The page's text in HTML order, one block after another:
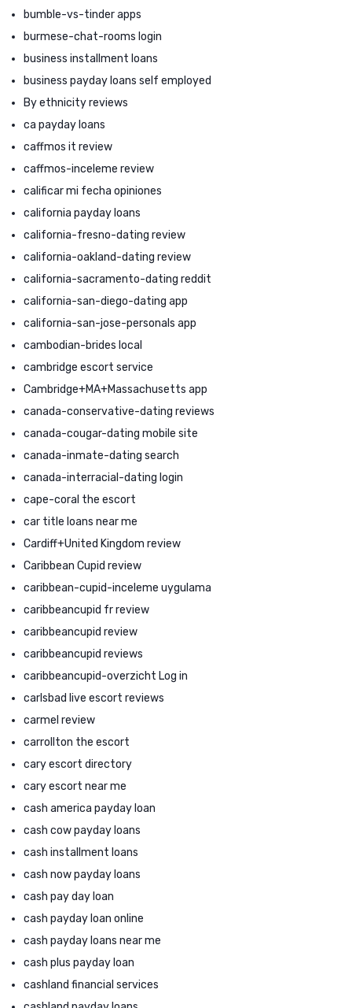
bumble-vs-tinder apps
burmese-chat-rooms login
business installment loans
business payday loans self employed
By ethnicity reviews
ca payday loans
caffmos it review
caffmos-inceleme review
calificar mi fecha opiniones
california payday loans
california-fresno-dating review
california-oakland-dating review
california-sacramento-dating reddit
california-san-diego-dating app
california-san-jose-personals app
cambodian-brides local
cambridge escort service
Cambridge+MA+Massachusetts app
canada-conservative-dating reviews
canada-cougar-dating mobile site
canada-inmate-dating search
canada-interracial-dating login
cape-coral the escort
car title loans near me
Cardiff+United Kingdom review
Caribbean Cupid review
caribbean-cupid-inceleme uygulama
caribbeancupid fr review
caribbeancupid review
caribbeancupid reviews
caribbeancupid-overzicht Log in
carlsbad live escort reviews
carmel review
carrollton the escort
cary escort directory
cary escort near me
cash america payday loan
cash cow payday loans
cash installment loans
cash now payday loans
cash pay day loan
cash payday loan online
cash payday loans near me
cash plus payday loan
cashland financial services